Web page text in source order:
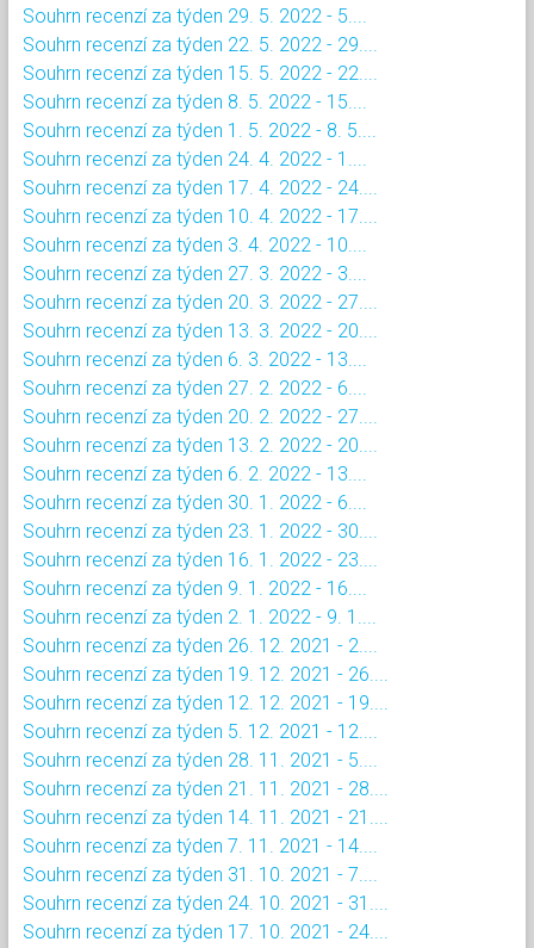
Souhrn recenzí za týden 29. 5. 2022 - 5....
Souhrn recenzí za týden 22. 5. 2022 - 29....
Souhrn recenzí za týden 15. 5. 2022 - 22....
Souhrn recenzí za týden 8. 5. 2022 - 15....
Souhrn recenzí za týden 1. 5. 2022 - 8. 5....
Souhrn recenzí za týden 24. 4. 2022 - 1....
Souhrn recenzí za týden 17. 4. 2022 - 24....
Souhrn recenzí za týden 10. 4. 2022 - 17....
Souhrn recenzí za týden 3. 4. 2022 - 10....
Souhrn recenzí za týden 27. 3. 2022 - 3....
Souhrn recenzí za týden 20. 3. 2022 - 27....
Souhrn recenzí za týden 13. 3. 2022 - 20....
Souhrn recenzí za týden 6. 3. 2022 - 13....
Souhrn recenzí za týden 27. 2. 2022 - 6....
Souhrn recenzí za týden 20. 2. 2022 - 27....
Souhrn recenzí za týden 13. 2. 2022 - 20....
Souhrn recenzí za týden 6. 2. 2022 - 13....
Souhrn recenzí za týden 30. 1. 2022 - 6....
Souhrn recenzí za týden 23. 1. 2022 - 30....
Souhrn recenzí za týden 16. 1. 2022 - 23....
Souhrn recenzí za týden 9. 1. 2022 - 16....
Souhrn recenzí za týden 2. 1. 2022 - 9. 1....
Souhrn recenzí za týden 26. 12. 2021 - 2....
Souhrn recenzí za týden 19. 12. 2021 - 26....
Souhrn recenzí za týden 12. 12. 2021 - 19....
Souhrn recenzí za týden 5. 12. 2021 - 12....
Souhrn recenzí za týden 28. 11. 2021 - 5....
Souhrn recenzí za týden 21. 11. 2021 - 28....
Souhrn recenzí za týden 14. 11. 2021 - 21....
Souhrn recenzí za týden 7. 11. 2021 - 14....
Souhrn recenzí za týden 31. 10. 2021 - 7....
Souhrn recenzí za týden 24. 10. 2021 - 31....
Souhrn recenzí za týden 17. 10. 2021 - 24....